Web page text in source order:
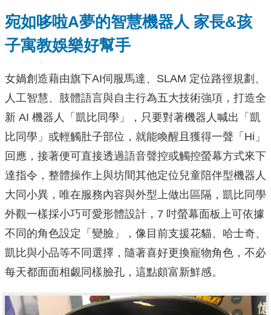
宛如哆啦A夢的智慧機器人 家長&孩
子寓教娛樂好幫手
女媧創造藉由旗下AI伺服馬達、SLAM 定位路徑規劃、
人工智慧、肢體語言與自主行為五大技術強項，打造全
新 AI 機器人「凱比同學」，只要對著機器人喊出「凱
比同學」或輕觸肚子部位，就能喚醒且獲得一聲「Hi」
回應，接著便可直接透過語音聲控或觸控螢幕方式來下
達指令，整體操作上與坊間其他定位兒童陪伴型機器人
大同小異，唯在服務內容與外型上做出區隔，凱比同學
外觀一樣採小巧可愛形體設計，7 吋螢幕面板上可依據
不同的角色設定「變臉」，像目前支援花貓、哈士奇、
凱比與小品等不同選擇，隨著喜好更換寵物角色，不必
每天都面面相覷同樣臉孔，這點頗富新鮮感。